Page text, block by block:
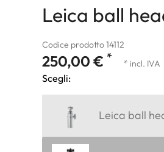
Leica ball
Codice prodotto 14112
250,00 € * * incl. IVA
Scegli:
Leica ball